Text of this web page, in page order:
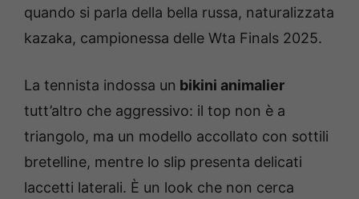
quando si parla della bella russa, naturalizzata
kazaka, campionessa delle Wta Finals 2025.
La tennista indossa un bikini animalier
tutt’altro che aggressivo: il top non è a
triangolo, ma un modello accollato con sottili
bretelline, mentre lo slip presenta delicati
laccetti laterali. È un look che non cerca